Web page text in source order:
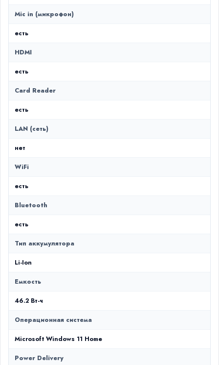
Mic in (микрофон)
есть
HDMI
есть
Card Reader
есть
LAN (сеть)
нет
WiFi
есть
Bluetooth
есть
Тип аккумулятора
Li-Ion
Емкость
46.2 Вт-ч
Операционная система
Microsoft Windows 11 Home
Power Delivery